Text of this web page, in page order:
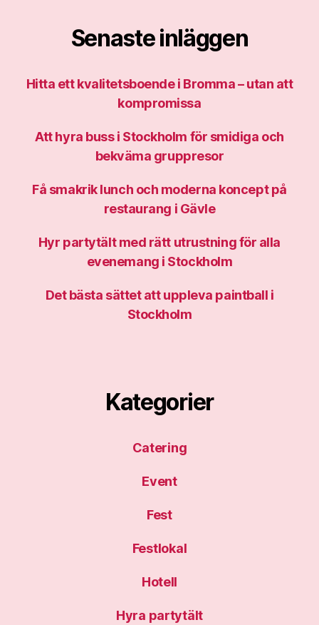
Senaste inläggen
Hitta ett kvalitetsboende i Bromma – utan att
kompromissa
Att hyra buss i Stockholm för smidiga och
bekväma gruppresor
Få smakrik lunch och moderna koncept på
restaurang i Gävle
Hyr partytält med rätt utrustning för alla
evenemang i Stockholm
Det bästa sättet att uppleva paintball i
Stockholm
Kategorier
Catering
Event
Fest
Festlokal
Hotell
Hyra partytält